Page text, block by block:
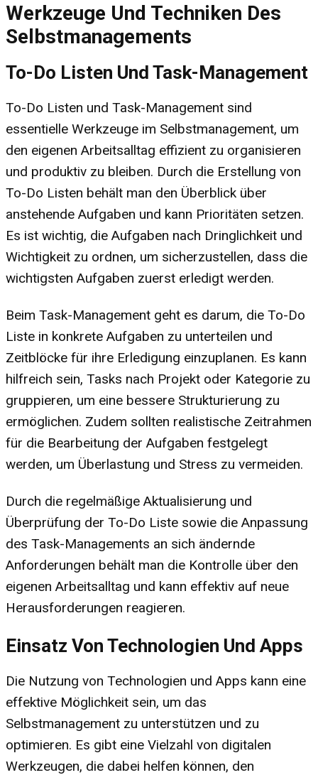
Werkzeuge Und Techniken Des
Selbstmanagements
To-Do Listen Und Task-Management
To-Do Listen und Task-Management sind
essentielle Werkzeuge im Selbstmanagement, um
den eigenen Arbeitsalltag effizient zu organisieren
und produktiv zu bleiben. Durch die Erstellung von
To-Do Listen behält man den Überblick über
anstehende Aufgaben und kann Prioritäten setzen.
Es ist wichtig, die Aufgaben nach Dringlichkeit und
Wichtigkeit zu ordnen, um sicherzustellen, dass die
wichtigsten Aufgaben zuerst erledigt werden.
Beim Task-Management geht es darum, die To-Do
Liste in konkrete Aufgaben zu unterteilen und
Zeitblöcke für ihre Erledigung einzuplanen. Es kann
hilfreich sein, Tasks nach Projekt oder Kategorie zu
gruppieren, um eine bessere Strukturierung zu
ermöglichen. Zudem sollten realistische Zeitrahmen
für die Bearbeitung der Aufgaben festgelegt
werden, um Überlastung und Stress zu vermeiden.
Durch die regelmäßige Aktualisierung und
Überprüfung der To-Do Liste sowie die Anpassung
des Task-Managements an sich ändernde
Anforderungen behält man die Kontrolle über den
eigenen Arbeitsalltag und kann effektiv auf neue
Herausforderungen reagieren.
Einsatz Von Technologien Und Apps
Die Nutzung von Technologien und Apps kann eine
effektive Möglichkeit sein, um das
Selbstmanagement zu unterstützen und zu
optimieren. Es gibt eine Vielzahl von digitalen
Werkzeugen, die dabei helfen können, den